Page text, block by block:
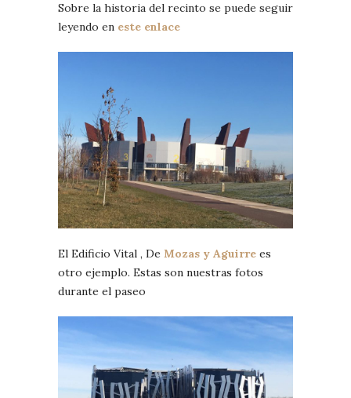
Sobre la historia del recinto se puede seguir
leyendo en este enlace
El Edificio Vital , De Mozas y Aguirre es
otro ejemplo. Estas son nuestras fotos
durante el paseo